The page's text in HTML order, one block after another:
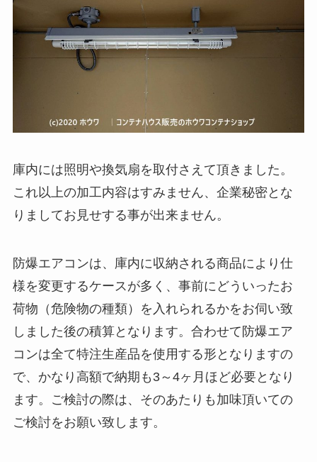
庫内には照明や換気扇を取付さえて頂きました。
これ以上の加工内容はすみません、企業秘密とな
りましてお見せする事が出来ません。
防爆エアコンは、庫内に収納される商品により仕
様を変更するケースが多く、事前にどういったお
荷物（危険物の種類）を入れられるかをお伺い致
しました後の積算となります。合わせて防爆エア
コンは全て特注生産品を使用する形となりますの
で、かなり高額で納期も3～4ヶ月ほど必要となり
ます。ご検討の際は、そのあたりも加味頂いての
ご検討をお願い致します。